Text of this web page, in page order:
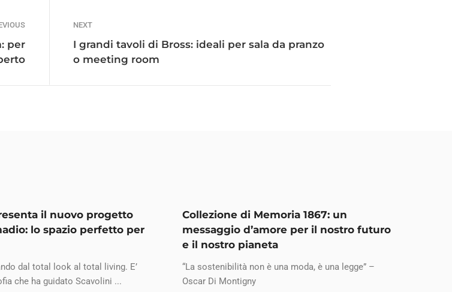
per
NEXT
I grandi tavoli di Bross: ideali per sala da pranzo
o meeting room
il nuovo progetto
lo spazio perfetto per
dal total look al total living. E’
che ha guidato Scavolini ...
Collezione di Memoria 1867: un
messaggio d’amore per il nostro futuro
e il nostro pianeta
“La sostenibilità non è una moda, è una legge” –
Oscar Di Montigny